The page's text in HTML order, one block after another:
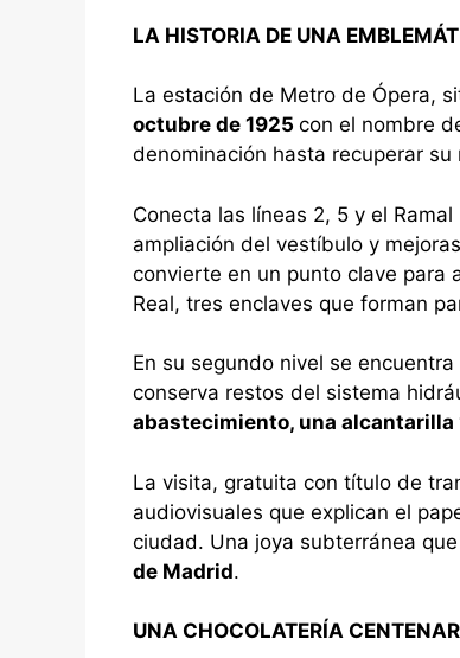
LA HISTORIA DE UNA
La estación de Metro de Ópera,
octubre de 1925 con el nombre
denominación hasta recuperar
Conecta las líneas 2, 5 y el
ampliación del vestíbulo y
convierte en un punto clave para
Real, tres enclaves que forman
En su segundo nivel se
conserva restos del sistema
abastecimiento, una alcantarilla
La visita, gratuita con título de
audiovisuales que explican el
ciudad. Una joya subterránea
de Madrid.
UNA CHOCOLATERÍA